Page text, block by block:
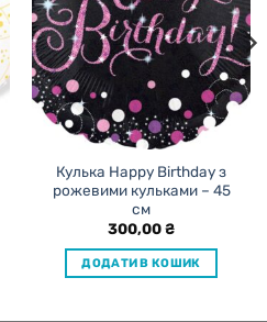
Кулька Happy Birthday з
рожевими кульками – 45
см
300,00₴
ДОДАТИ В КОШИК